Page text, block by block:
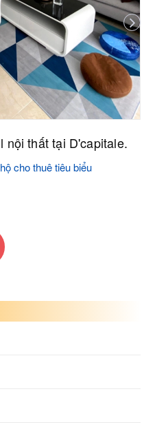
nội thất tại D'capitale.
cho thuê tiêu biểu